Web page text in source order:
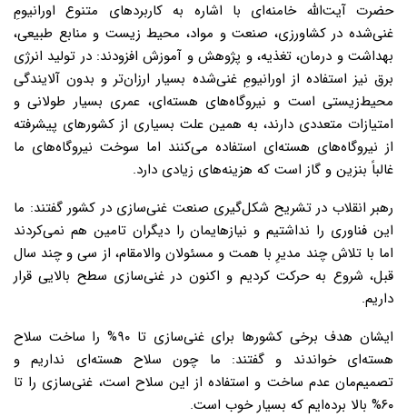
حضرت آیت‌الله خامنه‌ای با اشاره به کاربردهای متنوع اورانیومِ
غنی‌شده در کشاورزی، ‌صنعت و مواد،‌ محیط زیست و منابع طبیعی،‌
بهداشت و درمان،‌ تغذیه، و پژوهش و آموزش افزودند: در تولید انرژی
برق نیز استفاده از اورانیومِ غنی‌شده بسیار ارزان‌تر و بدون آلایندگی
محیط‌زیستی است و نیروگاه‌های هسته‌ای، عمری بسیار طولانی و
امتیازات متعددی دارند، ‌به همین علت بسیاری از کشورهای پیشرفته
از نیروگاه‌های هسته‌ای استفاده می‌کنند اما سوخت نیروگاه‌های ما
غالباً بنزین و گاز است که هزینه‌های زیادی دارد.
رهبر انقلاب در تشریح شکل‌گیری صنعت غنی‌سازی در کشور گفتند: ما
این فناوری را نداشتیم و نیازهایمان را دیگران تامین هم نمی‌کردند
اما با تلاش چند مدیرِ با همت و مسئولان والامقام، از سی و چند سال
قبل،‌ شروع به حرکت کردیم و اکنون در غنی‌سازی سطح بالایی قرار
داریم.
ایشان هدف برخی کشورها برای غنی‌سازی تا ۹۰% را ساخت سلاح
هسته‌ای خواندند و گفتند: ما چون سلاح هسته‌ای نداریم و
تصمیم‌مان عدم ساخت و استفاده از این سلاح است، غنی‌سازی را تا
۶۰% بالا برده‌ایم که بسیار خوب است.